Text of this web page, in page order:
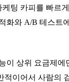
팅 카피를 빠르
화와 A/B 테스트
이 상위 요금제
적이어서 사람의